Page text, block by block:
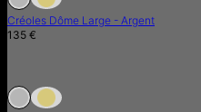
Créoles Dôme Large - Argent
135 €
En Rupture de Stock